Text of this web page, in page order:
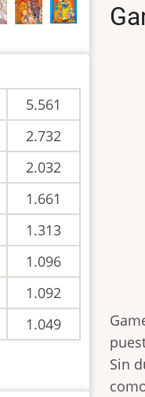
Sin
5.561
2.732
2.032
1.661
1.313
1.096
1.092
1.049